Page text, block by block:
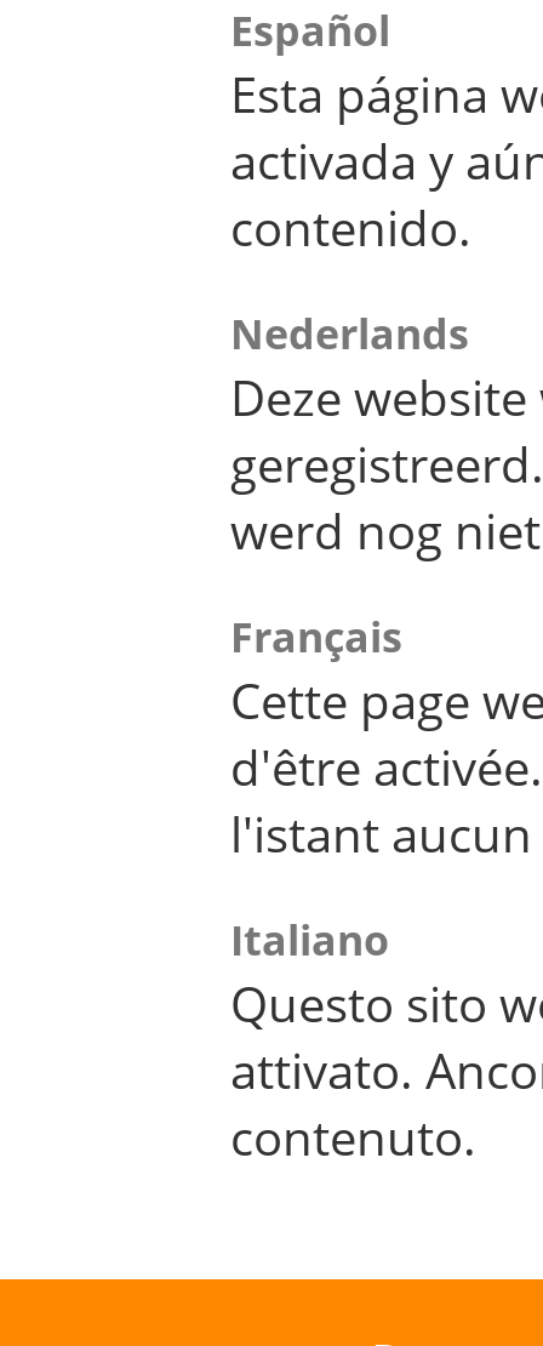
Español
Esta página
activada y
contenido.
Nederlands
Deze
werd nog
Français
Cette page
d'être
l'istant
Italiano
Questo sito
attivato.
contenuto.